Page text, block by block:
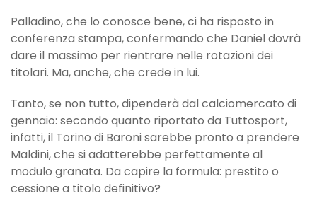
Palladino, che lo conosce bene, ci ha risposto in
conferenza stampa, confermando che Daniel dovrà
dare il massimo per rientrare nelle rotazioni dei
titolari. Ma, anche, che crede in lui.
Tanto, se non tutto, dipenderà dal calciomercato di
gennaio: secondo quanto riportato da Tuttosport,
infatti, il Torino di Baroni sarebbe pronto a prendere
Maldini, che si adatterebbe perfettamente al
modulo granata. Da capire la formula: prestito o
cessione a titolo definitivo?